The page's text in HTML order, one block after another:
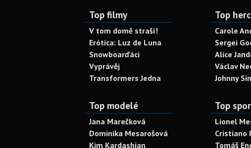
Top filmy
V tom domě straší!
Erótica: Luz de Luna
Snowboarďáci
Vyprávěj
Transformers Jedna
Top
Carole
Sergei
Alice
Václav
Johnny
Top modelé
Jana Marečková
Dominika Mesarošová
Kim Kardashian
Top
Lionel
Cristiano
Tomáš